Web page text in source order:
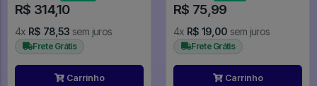
R$ 314,10
4x R$ 78,53 sem juros
Frete Grátis
Carrinho
R$ 75,99
4x R$ 19,00 sem juros
Frete Grátis
Carrinho